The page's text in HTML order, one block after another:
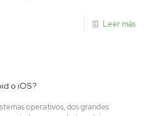
Leer más
o iOS?
operativos, dos grandes